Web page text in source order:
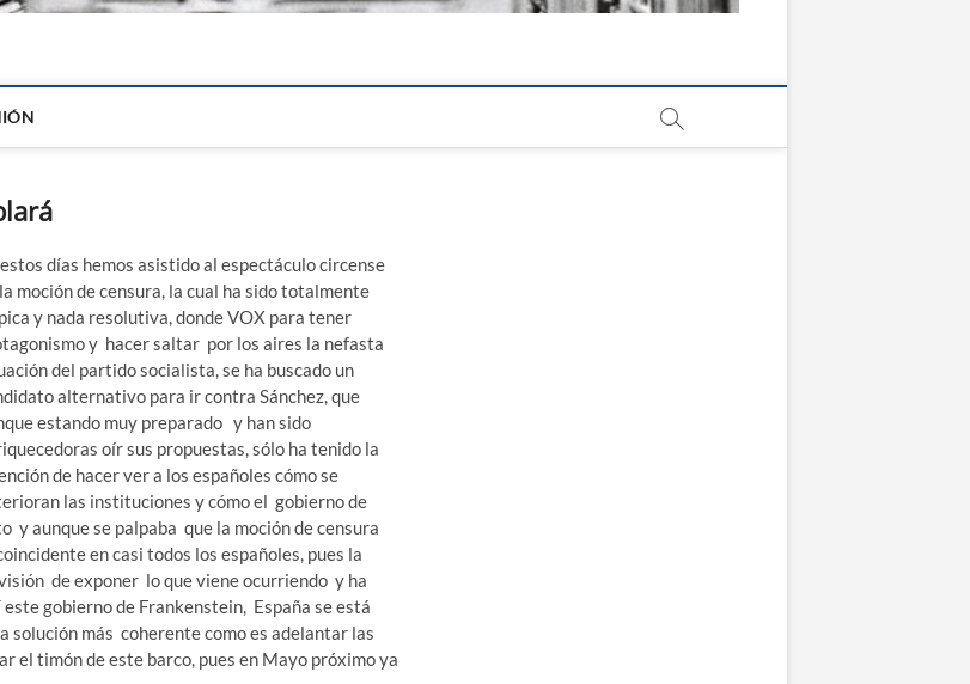
días hemos asistido al espectáculo circense
moción de censura, la cual ha sido totalmente
y nada resolutiva, donde VOX para tener
y hacer saltar por los aires la nefasta
del partido socialista, se ha buscado un
alternativo para ir contra Sánchez, que
estando muy preparado y han sido
oír sus propuestas, sólo ha tenido la
de hacer ver a los españoles cómo se
las instituciones y cómo el gobierno de
y aunque se palpaba que la moción de censura
en casi todos los españoles, pues la
de exponer lo que viene ocurriendo y ha
gobierno de Frankenstein, España se está
solución más coherente como es adelantar las
el timón de este barco, pues en Mayo próximo ya